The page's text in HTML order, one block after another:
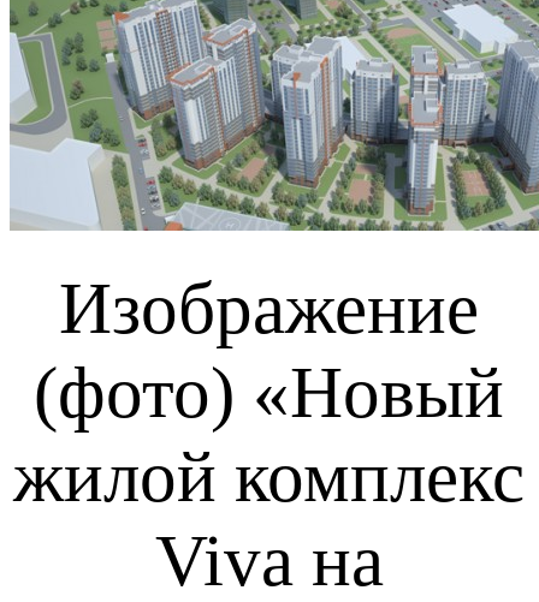
Изображение
(фото) «Новый
жилой комплекс
Viva на